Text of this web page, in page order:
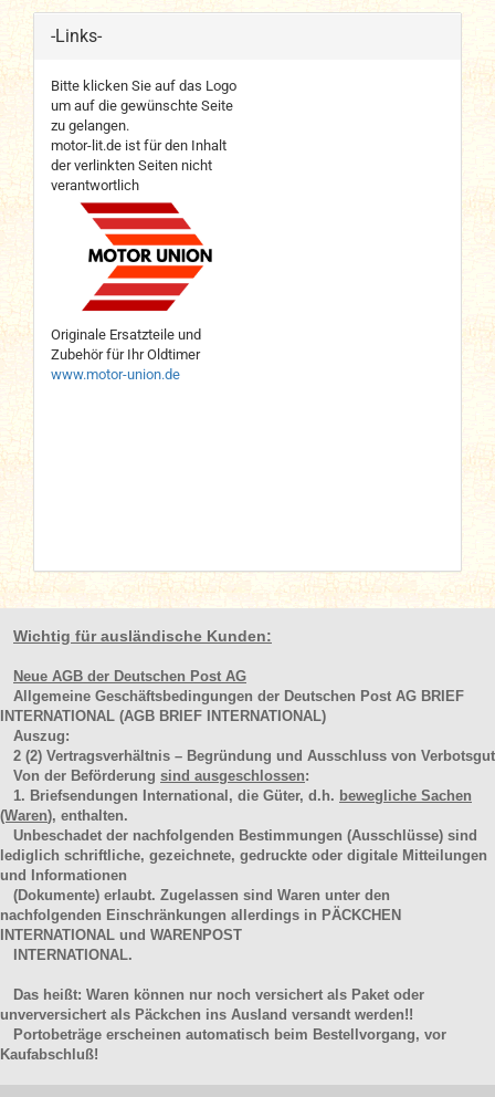
-Links-
Bitte klicken Sie auf das Logo
um auf die gewünschte Seite
zu gelangen.
motor-lit.de ist für den Inhalt
der verlinkten Seiten nicht
verantwortlich
Originale Ersatzteile und
Zubehör für Ihr Oldtimer
www.motor-union.de
Wichtig für ausländische Kunden:
Neue AGB der Deutschen Post AG
Allgemeine Geschäftsbedingungen der Deutschen Post AG BRIEF
INTERNATIONAL (AGB BRIEF INTERNATIONAL)
Auszug:
2 (2) Vertragsverhältnis – Begründung und Ausschluss von Verbotsgut
Von der Beförderung sind ausgeschlossen:
1. Briefsendungen International, die Güter, d.h. bewegliche Sachen
(Waren), enthalten.
Unbeschadet der nachfolgenden Bestimmungen (Ausschlüsse) sind
lediglich schriftliche, gezeichnete, gedruckte oder digitale Mitteilungen
und Informationen
(Dokumente) erlaubt. Zugelassen sind Waren unter den
nachfolgenden Einschränkungen allerdings in PÄCKCHEN
INTERNATIONAL und WARENPOST
INTERNATIONAL.
Das heißt: Waren können nur noch versichert als Paket oder
unverversichert als Päckchen ins Ausland versandt werden!!
Portobeträge erscheinen automatisch beim Bestellvorgang, vor
Kaufabschluß!